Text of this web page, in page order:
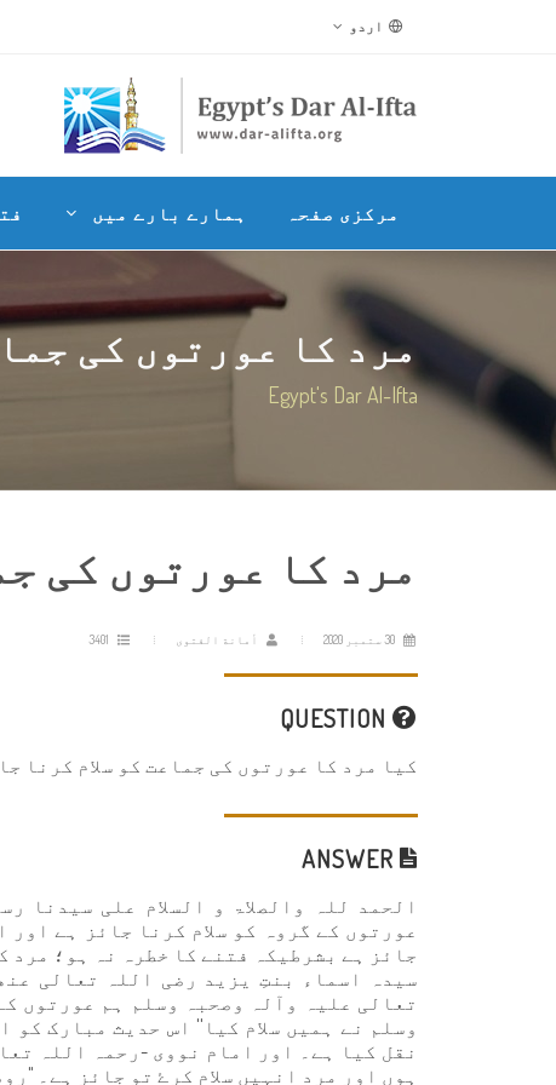
اردو
مرکزی صفحہ ہمارے بارے میں
مرد کا عورتوں کی
Egypt's Dar Al-Ifta
مرد کا عورتوں کی
أمانة الفتوى
کیا مرد کا عورتوں کی جماعت کو سلام کرنا
الحمد للہ والصلاۃ و السلام علی سيدنا
عورتوں کے گروہ کو سلام کرنا جائز ہے
جائز ہے بشرطیکہ فتنے کا خطرہ نہ ہو؛ مرد
سیدہ اسماء بنتِ یزید رضی اللہ تعالی
تعالی علیہ وآلہ وصحبہ وسلم ہم عورتوں
وسلم نے ہمیں سلام کیا'' اس حدیث مبارک
نقل کیا ہے۔ اور امام نووی -رحمہ اللہ
ہوں اور مرد انہیں سلام کرۓ تو جائز ہے۔ "روضة الطالبين" (10/